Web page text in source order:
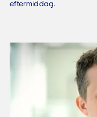
eftermiddag.